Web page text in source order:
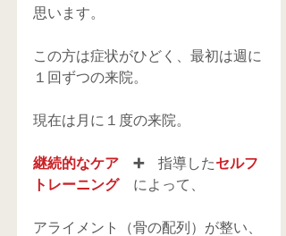
思います。
この方は症状がひどく、最初は週に
１回ずつの来院。
現在は月に１度の来院。
継続的なケア ➕ 指導したセルフ
トレーニング によって、
アライメント（骨の配列）が整い、